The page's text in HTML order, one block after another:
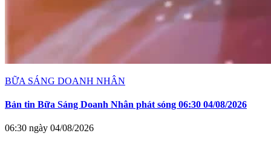
BỮA SÁNG DOANH NHÂN
Bản tin Bữa Sáng Doanh Nhân phát sóng 06:30 04/08/2026
06:30 ngày 04/08/2026